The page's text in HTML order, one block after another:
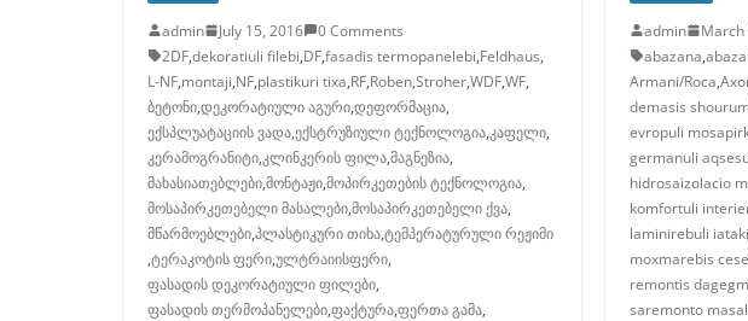
admin July 15, 2016
0 Comments
2DF,dekoratiuli filebi,DF,fasadis termopanelebi,Feldhaus,
L-NF,montaji,NF,plastikuri tixa,RF,Roben,Stroher,WDF,WF,
ბეტონი,დეკორატიული აგური,დეფორმაცია,
ექსპლუატაციის ვადა,ექსტრუზიული ტექნოლოგია,კაფელი,
კერამოგრანიტი,კლინკერის ფილა,მაგნეზია,
მახასიათებლები,მონტაჟი,მოპირკეთების ტექნოლოგია,
მოსაპირკეთებელი მასალები,მოსაპირკეთებელი ქვა,
მწარმოებლები,პლასტიკური თიხა,ტემპერატურული რეჟიმი
,ტერაკოტის ფერი,ულტრაიისფერი,
ფასადის დეკორატიული ფილები,
ფასადის თერმოპანელები,ფაქტურა,ფერთა გამა,
admin March
abazana,
Armani/Roca,
demasis
evropuli
germanuli
hidrosaizolacio
komfortuli
laminirebuli iataki
moxmarebis
remontis
saremonto